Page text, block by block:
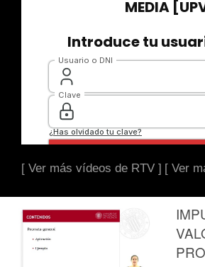
[ Ver más vídeos de RTV ] [ Ver